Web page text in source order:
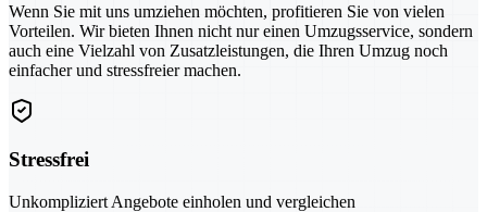
Wenn Sie mit uns umziehen möchten, profitieren Sie von vielen
Vorteilen. Wir bieten Ihnen nicht nur einen Umzugsservice, sondern
auch eine Vielzahl von Zusatzleistungen, die Ihren Umzug noch
einfacher und stressfreier machen.
Stressfrei
Unkompliziert Angebote einholen und vergleichen